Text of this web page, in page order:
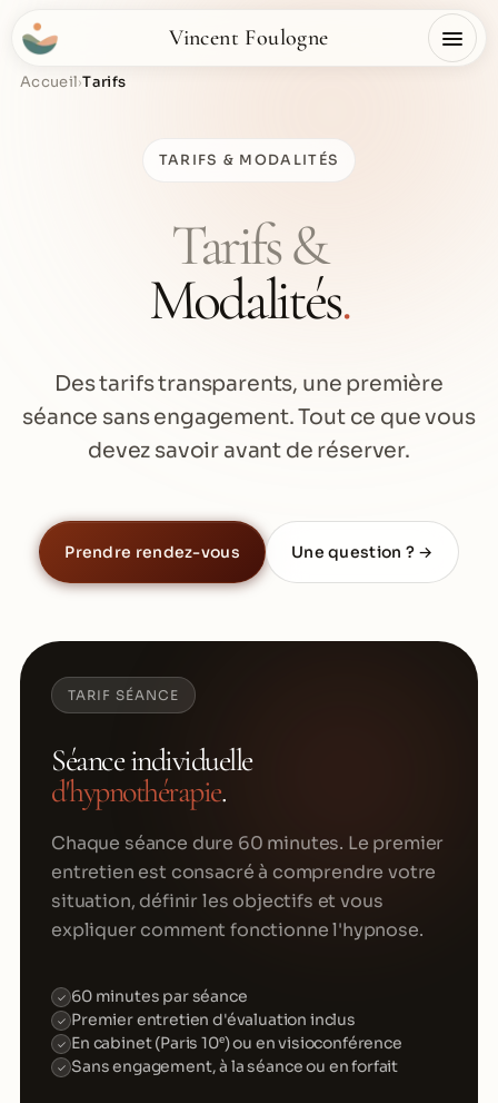
Vincent Foulogne
Accueil›Tarifs
TARIFS & MODALITÉS
Tarifs &
Modalités.
Des tarifs transparents, une première
séance sans engagement. Tout ce que vous
devez savoir avant de réserver.
Prendre rendez-vous Une question ? →
TARIF SÉANCE
Séance individuelle
d'hypnothérapie.
Chaque séance dure 60 minutes. Le premier
entretien est consacré à comprendre votre
situation, définir les objectifs et vous
expliquer comment fonctionne l'hypnose.
✓ 60 minutes par séance
✓ Premier entretien d'évaluation inclus
✓ En cabinet (Paris 10ᵉ) ou en visioconférence
✓ Sans engagement, à la séance ou en forfait